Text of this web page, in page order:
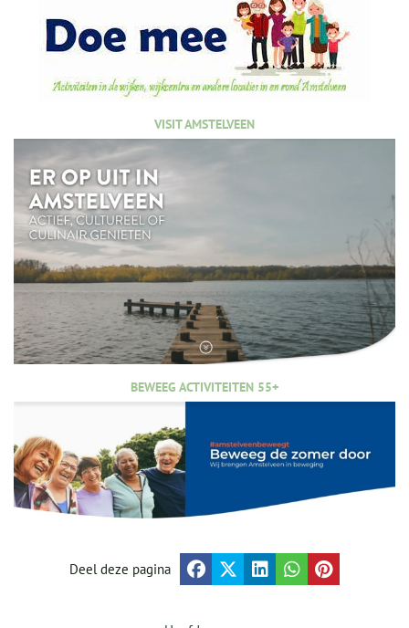
VISIT AMSTELVEEN
BEWEEG ACTIVITEITEN 55+
Deel deze pagina